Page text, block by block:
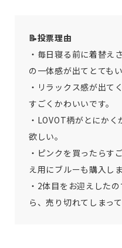
📝投票理由
・毎日寝る前に着替え
の一体感が出てとてもい
・リラックス感が出て
すごくかわいいです。
・LOVOT柄がとにか
欲しい。
・ピンクを買ったらす
え用にブルーも購入しま
・2体目をお迎えした
ら、売り切れてしまって